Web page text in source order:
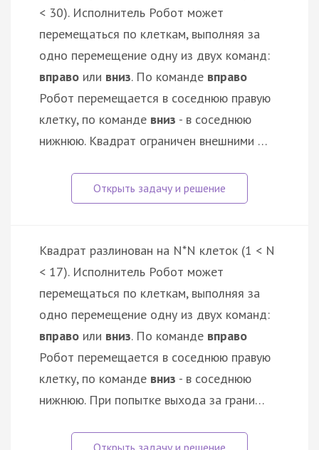
< 30). Исполнитель Робот может
перемещаться по клеткам, выполняя за
одно перемещение одну из двух команд:
вправо или вниз. По команде вправо
Робот перемещается в соседнюю правую
клетку, по команде вниз - в соседнюю
нижнюю. Квадрат ограничен внешними …
Квадрат разлинован на N*N клеток (1 < N
< 17). Исполнитель Робот может
перемещаться по клеткам, выполняя за
одно перемещение одну из двух команд:
вправо или вниз. По команде вправо
Робот перемещается в соседнюю правую
клетку, по команде вниз - в соседнюю
нижнюю. При попытке выхода за грани…